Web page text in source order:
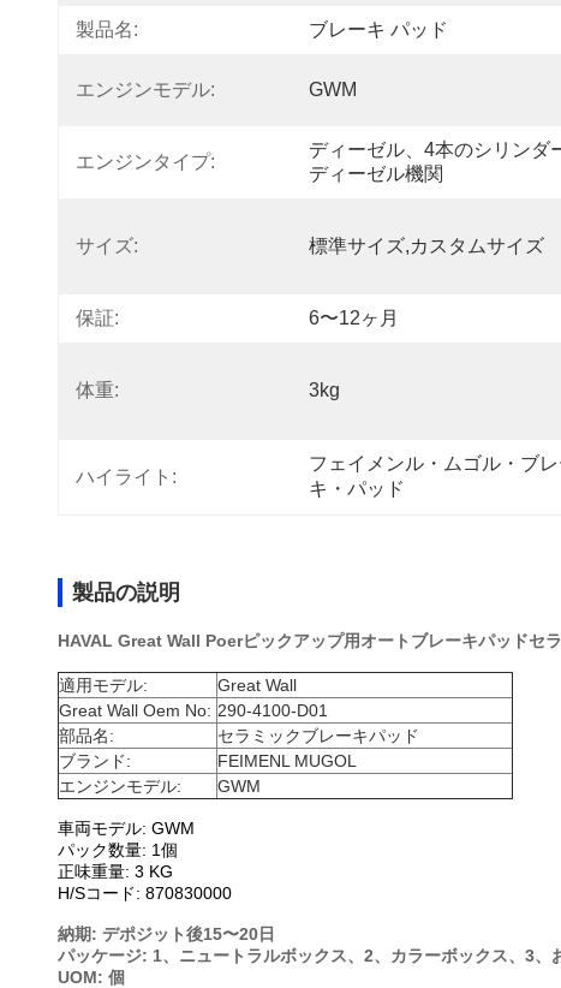
製品名: ブレーキ パッド
エンジンモデル: GWM
エンジンタイプ:
ディーゼル、4本のシリンダ
ディーゼル機関
サイズ: 標準サイズ,カスタムサイズ
保証: 6〜12ヶ月
体重: 3kg
ハイライト:
フェイメンル・ムゴル・ブ
キ・パッド
製品の説明
HAVAL Great Wall Poerピックアップ用オートブレーキパッドセ
適用モデル:
Great Wall
Great Wall Oem No: 290-4100-D01
部品名:
セラミックブレーキパッド
ブランド:
FEIMENL MUGOL
エンジンモデル:
GWM
車両モデル: GWM
パック数量: 1個
正味重量: 3 KG
H/Sコード: 870830000
納期: デポジット後15〜20日
パッケージ: 1、ニュートラルボックス、2、カラーボックス、3、
UOM: 個